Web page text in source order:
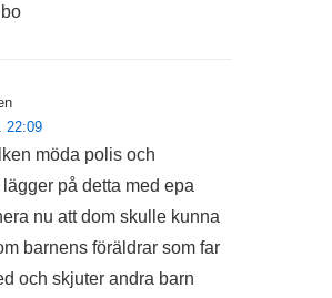
22:09
möda polis och
på detta med epa
nu att dom skulle kunna
barnens föräldrar som far
och skjuter andra barn